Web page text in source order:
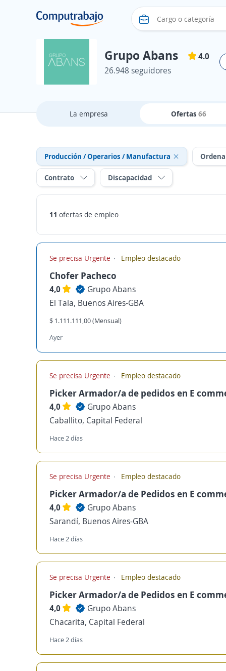
Grupo Abans
4.0
26.948 seguidores
La empresa Ofertas66
Producción / Operarios / Manufactura
Contrato Discapacidad
11 ofertas de empleo
Se precisa Urgente Empleo destacado
Chofer Pacheco
4,0
Grupo Abans
El Tala, Buenos Aires-GBA
$ 1.111.111,00 (Mensual)
Ayer
Se precisa Urgente Empleo destacado
Picker Armador/a de pedidos en E
4,0
Grupo Abans
Caballito, Capital Federal
Hace 2 días
Se precisa Urgente Empleo destacado
Picker Armador/a de Pedidos en E
4,0
Grupo Abans
Sarandí, Buenos Aires-GBA
Hace 2 días
Se precisa Urgente Empleo destacado
Picker Armador/a de Pedidos en E
4,0
Grupo Abans
Chacarita, Capital Federal
Hace 2 días